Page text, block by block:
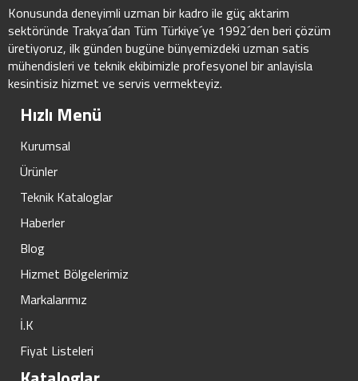
Konusunda deneyimli uzman bir kadro ile güç aktarim
sektöründe Trakya´dan Tüm Türkiye´ye 1992´den beri çözüm
üretiyoruz, ilk günden bugüne bünyemizdeki uzman satis
mühendisleri ve teknik ekibimizle profesyonel bir anlayisla
kesintisiz hizmet ve servis vermekteyiz.
Hızlı Menü
Kurumsal
Ürünler
Teknik Kataloglar
Haberler
Blog
Hizmet Bölgelerimiz
Markalarımız
İ.K
Fiyat Listeleri